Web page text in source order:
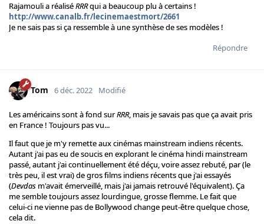
Rajamouli a réaliséRRRqui a beaucoup plu à certains !
http://www.canalb.fr/lecinemaestmort/2661
Je ne sais pas si ça ressemble à une synthèse de ses modèles !
Répondre
Tom 6 déc. 2022 Modifié
Les américains sont à fond surRRR, mais je savais pas que ça avait pris
en France ! Toujours pas vu...
Il faut que je m'y remette aux cinémas mainstream indiens récents.
Autant j'ai pas eu de soucis en explorant le cinéma hindi mainstream
passé, autant j'ai continuellement été déçu, voire assez rebuté, par (le
très peu, il est vrai) de gros films indiens récents que j'ai essayés
(Devdas m'avait émerveillé, mais j'ai jamais retrouvé l'équivalent). Ça
me semble toujours assez lourdingue, grosse flemme. Le fait que
celui-ci ne vienne pas de Bollywood change peut-être quelque chose,
cela dit.